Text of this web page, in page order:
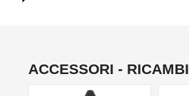
ACCESSORI - RICAMBI